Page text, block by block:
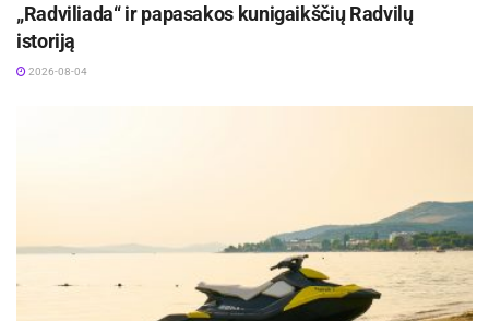
„Radviliada“ ir papasakos kunigaikščių Radvilų
istoriją
2026-08-04